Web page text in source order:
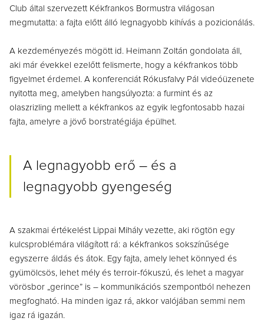
Club által szervezett Kékfrankos Bormustra világosan
megmutatta: a fajta előtt álló legnagyobb kihívás a pozicionálás.
A kezdeményezés mögött id. Heimann Zoltán gondolata áll,
aki már évekkel ezelőtt felismerte, hogy a kékfrankos több
figyelmet érdemel. A konferenciát Rókusfalvy Pál videóüzenete
nyitotta meg, amelyben hangsúlyozta: a furmint és az
olaszrizling mellett a kékfrankos az egyik legfontosabb hazai
fajta, amelyre a jövő borstratégiája épülhet.
A legnagyobb erő – és a
legnagyobb gyengeség
A szakmai értékelést Lippai Mihály vezette, aki rögtön egy
kulcsproblémára világított rá: a kékfrankos sokszínűsége
egyszerre áldás és átok. Egy fajta, amely lehet könnyed és
gyümölcsös, lehet mély és terroir-fókuszú, és lehet a magyar
vörösbor „gerince” is – kommunikációs szempontból nehezen
megfogható. Ha minden igaz rá, akkor valójában semmi nem
igaz rá igazán.